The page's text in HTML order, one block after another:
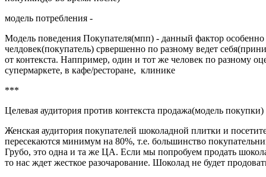
модель потребления -
Модель поведения Покупателя(мпп) - данный фактор
челдовек(покупатель) срвершенно по разному ведет
от контекста. Наппример, один и тот же человек по разному
супермаркете, в кафе/ресторане, клинике
***
Целевая аудитория против контекста продажа(модель покупки)
Женская аудитория покупателей шоколадной плитки и
пересекаются минимум на 80%, т.е. большинство
Грубо, это одна и та же ЦА. Если мы попробуем продать
то нас ждет жесткое разочарование. Шоколад не будет